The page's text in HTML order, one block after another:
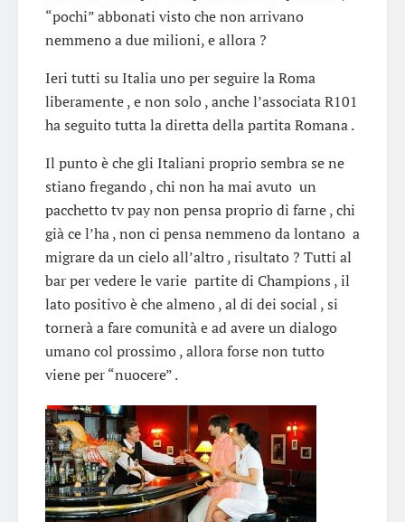
“pochi” abbonati visto che non arrivano
nemmeno a due milioni, e allora ?
Ieri tutti su Italia uno per seguire la Roma
liberamente , e non solo , anche l’associata R101
ha seguito tutta la diretta della partita Romana .
Il punto è che gli Italiani proprio sembra se ne
stiano fregando , chi non ha mai avuto un
pacchetto tv pay non pensa proprio di farne , chi
già ce l’ha , non ci pensa nemmeno da lontano a
migrare da un cielo all’altro , risultato ? Tutti al
bar per vedere le varie partite di Champions , il
lato positivo è che almeno , al di dei social , si
tornerà a fare comunità e ad avere un dialogo
umano col prossimo , allora forse non tutto
viene per “nuocere” .